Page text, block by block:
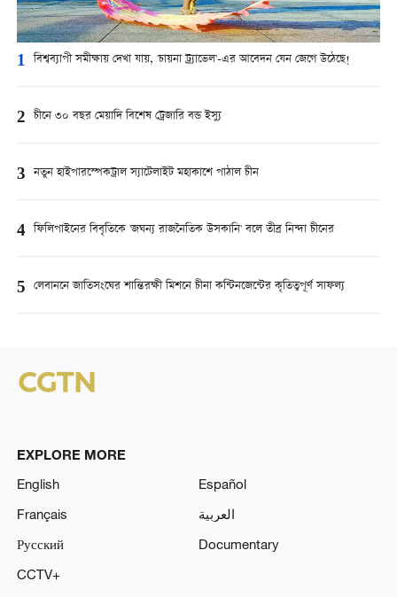
1 বিশ্বব্যাপী সমীক্ষায় দেখা যায়, 'চায়না ট্র্যাভেল'-এর আবেদন যেন জেগে উঠেছে!
2 চীনে ৩০ বছর মেয়াদি বিশেষ ট্রেজারি বন্ড ইস্যু
3 নতুন হাইপারস্পেকট্রাল স্যাটেলাইট মহাকাশে পাঠাল চীন
4 ফিলিপাইনের বিবৃতিকে 'জঘন্য রাজনৈতিক উসকানি' বলে তীব্র নিন্দা চীনের
5 লেবাননে জাতিসংঘের শান্তিরক্ষী মিশনে চীনা কন্টিনজেন্টের কৃতিত্বপূর্ণ সাফল্য
EXPLORE MORE
English
Español
Français
العربية
Русский
Documentary
CCTV+